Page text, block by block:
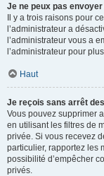
Je ne peux pas
Il y a trois raisons pour
l’administrateur a
l’administrateur vous a
l’administrateur pour
Haut
Je reçois sans arrêt
Vous pouvez supprimer
en utilisant les filtres de
privée. Si vous recevez
particulier, rapportez les
possibilité d’empêcher
privés.